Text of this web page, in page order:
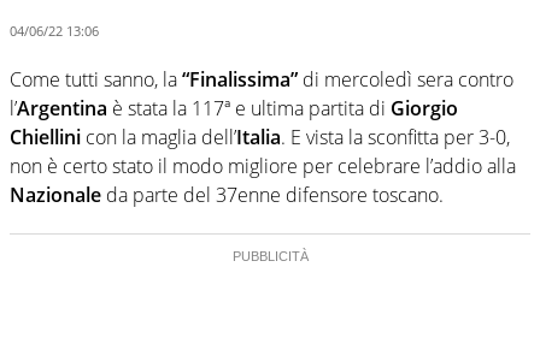
04/06/22 13:06
Come tutti sanno, la“Finalissima” di mercoledì sera contro
l’Argentina è stata la 117ª e ultima partita di Giorgio
Chiellini con la maglia dell’Italia. E vista la sconfitta per 3-0,
non è certo stato il modo migliore per celebrare l’addio alla
Nazionale da parte del 37enne difensore toscano.